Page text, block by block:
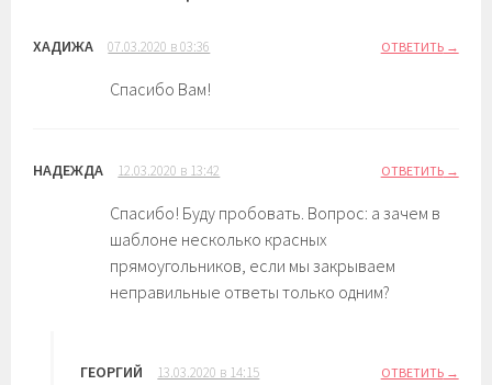
ХАДИЖА 07.03.2020 в 03:36 ОТВЕТИТЬ
Спасибо Вам!
НАДЕЖДА 12.03.2020 в 13:42 ОТВЕТИТЬ
Спасибо! Буду пробовать. Вопрос: а зачем в
шаблоне несколько красных
прямоугольников, если мы закрываем
неправильные ответы только одним?
ГЕОРГИЙ 13.03.2020 в 14:15 ОТВЕТИТЬ